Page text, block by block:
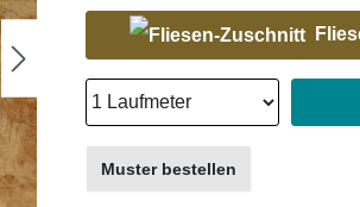
Muster bestellen